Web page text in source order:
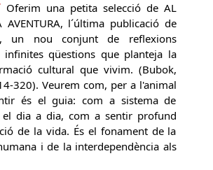
Oferim una petita selecció de AL
AVENTURA, l´última publicació de
un nou conjunt de reflexions
infinites qüestions que planteja la
cultural que vivim. (Bubok,
320). Veurem com, per a l'animal
és el guia: com a sistema de
el dia a dia, com a sentir profund
de la vida. És el fonament de la
i de la interdependència als